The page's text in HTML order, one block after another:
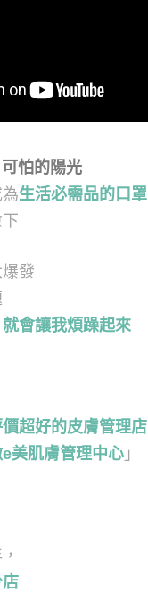
怕的陽光
生活必需品的口罩
發
會讓我煩躁起來
價超好的皮膚管理店
美肌膚管理中心 」